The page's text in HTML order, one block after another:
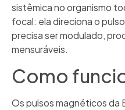
sistêmica no organismo
focal: ela direciona o
precisa ser modulado,
mensuráveis.
Como
Os pulsos magnéticos da